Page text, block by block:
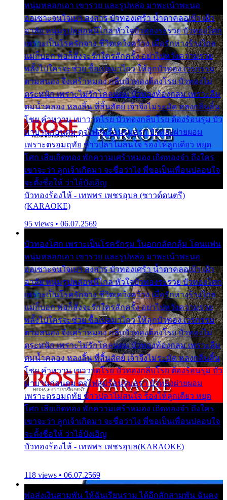
หนุ่มหลอกเอา เขารวย และรูปหล่อ มาพะเน้าพะนอ
ออเซาะจนใจเบา สงสาร บัวทองเศร้า น้ำตาคลอเบ้า เฝ้า
อาลัย หนุ่มรูปหล่อหนีไกล หัวใจบัวทองระรวย บัวทองโศก
เพราะเป็นโรครักจาง ชีวิตเคว้งคว้าง เมื่อรักห่างร้างไกล
แม่ก็บอก พ่อก็สั่งจะรักใครสักครั้ง อย่าไปหวังความรวย
พลั้งไปใครจะช่วย ซื้อเปลมาไกว ให้ลูกบัวทอง เวรกรรม
ตามสนอง จึงเศร้าหมอง กลีบบัวทองต้องโรย บัวทองไม่
ตระหนัก เพราะไม่รักโคลนตม บัวทองท้องกลม เพราะลืม
ตมน้ำคลอง หลงลิ้น ที่สิ้นสัตย์ เจ้าจึงไม่ระมัด หลงกลิ่นลิ้น
โชย คำหวาน เขาวาดโรย บัวทองกลีบโรย ต้องร้อนรุม บัว
มาบานก่อนตูม ดุจไฟสุมร้อนรุมอุรา บัวทองผ่ายผอม
เพราะตรอมฤทัย ข้าวปลาไม่สนใจ ร้องไห้ลูกเดียว หยุด
โศก เสียเถิดทอง พักความเศร้าหมอง เถิดทองจ๋า ถึงใคร
เขาจะว่า ลูกเจ้าเกิดมา จะชื่อว่าไง พี่ขอเป็นเพื่อนปลอบใจ
จะตั้งชื่อให้ ว่าไอ้บังเอิญ
บัวทองร้องไห้ - เทพพร เพชรอุบล (ซาวด์ดนตรี)
(KARAOKE)
95 views • 06.07.2569
บัวทองโศก เพราะเป็นโรครักรุม ในอกกลัดกลุ้ม โดนแฟน
หนุ่มหลอกเอา เขารวย และรูปหล่อ มาพะเน้าพะนอ
ออเซาะจนใจเบา สงสาร บัวทองเศร้า น้ำตาคลอเบ้า เฝ้า
อาลัย หนุ่มรูปหล่อหนีไกล หัวใจบัวทองระรวย บัวทองโศก
เพราะเป็นโรครักจาง ชีวิตเคว้งคว้าง เมื่อรักห่างร้างไกล
แม่ก็บอก พ่อก็สั่งจะรักใครสักครั้ง อย่าไปหวังความรวย
พลั้งไปใครจะช่วย ซื้อเปลมาไกว ให้ลูกบัวทอง เวรกรรม
ตามสนอง จึงเศร้าหมอง กลีบบัวทองต้องโรย บัวทองไม่
ตระหนัก เพราะไม่รักโคลนตม บัวทองท้องกลม เพราะลืม
ตมน้ำคลอง หลงลิ้น ที่สิ้นสัตย์ เจ้าจึงไม่ระมัด หลงกลิ่นลิ้น
โชย คำหวาน เขาวาดโรย บัวทองกลีบโรย ต้องร้อนรุม บัว
มาบานก่อนตูม ดุจไฟสุมร้อนรุมอุรา บัวทองผ่ายผอม
เพราะตรอมฤทัย ข้าวปลาไม่สนใจ ร้องไห้ลูกเดียว หยุด
โศก เสียเถิดทอง พักความเศร้าหมอง เถิดทองจ๋า ถึงใคร
เขาจะว่า ลูกเจ้าเกิดมา จะชื่อว่าไง พี่ขอเป็นเพื่อนปลอบใจ
จะตั้งชื่อให้ ว่าไอ้บังเอิญ
บัวทองร้องไห้ - เทพพร เพชรอุบล(KARAOKE)
118 views • 06.07.2569
พ่อส่งเงินสามพัน ให้ฉันเรียนราม ได้อีกสักสามพัน ฉันคง